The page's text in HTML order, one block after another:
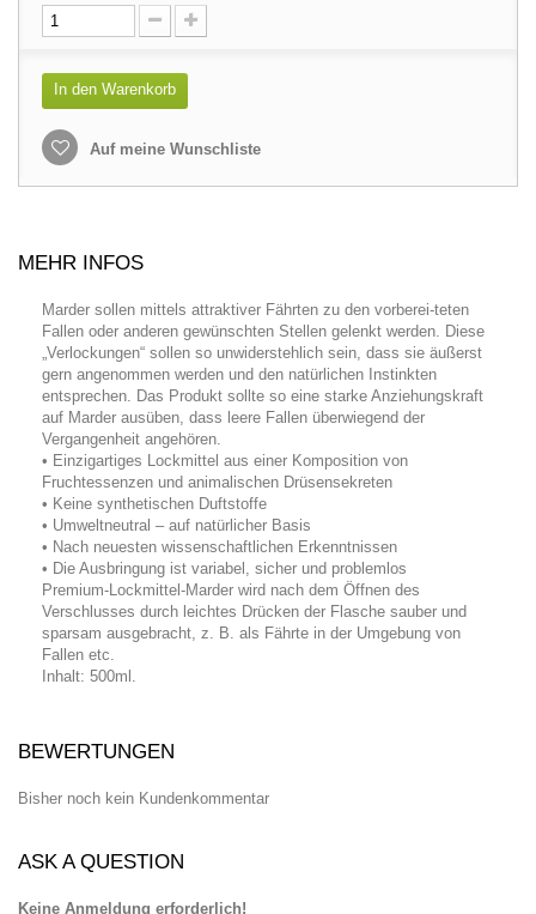
In den Warenkorb
Auf meine Wunschliste
MEHR INFOS
Marder sollen mittels attraktiver Fährten zu den vorberei-teten
Fallen oder anderen gewünschten Stellen gelenkt werden. Diese
„Verlockungen“ sollen so unwiderstehlich sein, dass sie äußerst
gern angenommen werden und den natürlichen Instinkten
entsprechen. Das Produkt sollte so eine starke Anziehungskraft
auf Marder ausüben, dass leere Fallen überwiegend der
Vergangenheit angehören.
• Einzigartiges Lockmittel aus einer Komposition von
Fruchtessenzen und animalischen Drüsensekreten
• Keine synthetischen Duftstoffe
• Umweltneutral – auf natürlicher Basis
• Nach neuesten wissenschaftlichen Erkenntnissen
• Die Ausbringung ist variabel, sicher und problemlos
Premium-Lockmittel-Marder wird nach dem Öffnen des
Verschlusses durch leichtes Drücken der Flasche sauber und
sparsam ausgebracht, z. B. als Fährte in der Umgebung von
Fallen etc.
Inhalt: 500ml.
BEWERTUNGEN
Bisher noch kein Kundenkommentar
ASK A QUESTION
Keine Anmeldung erforderlich!